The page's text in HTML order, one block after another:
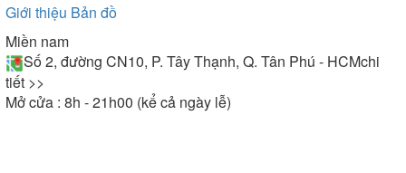
Giới thiệu Bản đồ
Miền nam
Số 2, đường CN10, P. Tây Thạnh, Q. Tân Phú - HCMchi
tiết >>
Mở cửa : 8h - 21h00 (kể cả ngày lễ)